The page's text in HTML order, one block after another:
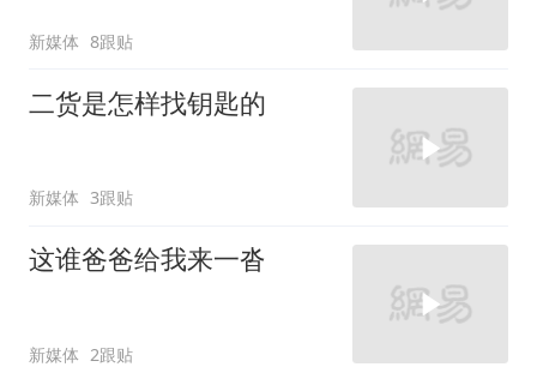
新媒体 8跟贴
二货是怎样找钥匙的
新媒体 3跟贴
这谁爸爸给我来一沓
新媒体 2跟贴